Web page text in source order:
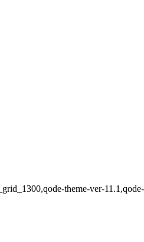
theme-ver-